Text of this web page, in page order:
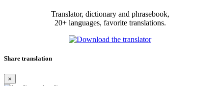
Translator, dictionary and phrasebook,
20+ languages, favorite translations.
Share translation
×